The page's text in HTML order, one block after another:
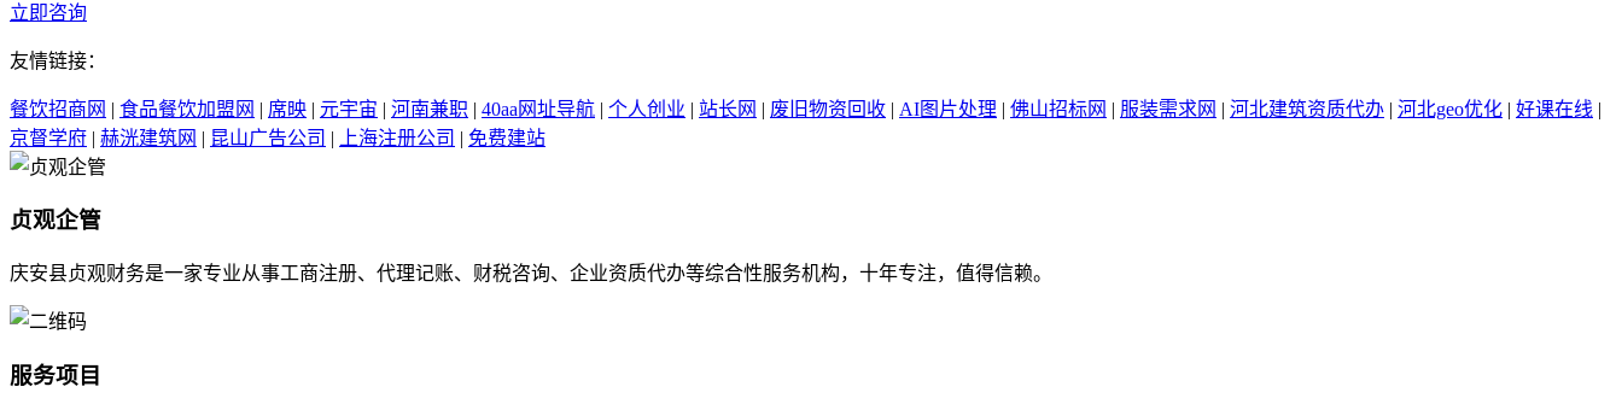
立即咨询
友情链接：
餐饮招商网 | 食品餐饮加盟网 | 席映 | 元宇宙 | 河南兼职 | 40aa网址导航 | 个人创业 | 站长网 | 废旧物资回收 | AI图片处理 | 佛山招标网 | 服装需求网 | 河北建筑资质代办 | 河北geo优化 | 好课在线 |
京督学府 | 赫洸建筑网 | 昆山广告公司 | 上海注册公司 | 免费建站
贞观企管
庆安县贞观财务是一家专业从事工商注册、代理记账、财税咨询、企业资质代办等综合性服务机构，十年专注，值得信赖。
服务项目